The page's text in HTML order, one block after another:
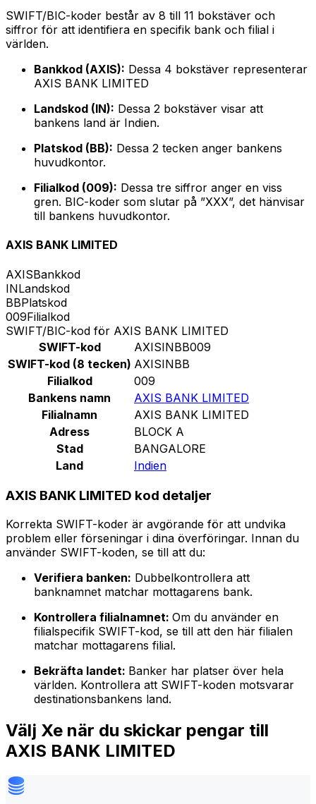
SWIFT/BIC-koder består av 8 till 11 bokstäver och
siffror för att identifiera en specifik bank och filial i
världen.
Bankkod (AXIS): Dessa 4 bokstäver representerar
AXIS BANK LIMITED
Landskod (IN): Dessa 2 bokstäver visar att
bankens land är Indien.
Platskod (BB): Dessa 2 tecken anger bankens
huvudkontor.
Filialkod (009): Dessa tre siffror anger en viss
gren. BIC-koder som slutar på ”XXX”, det hänvisar
till bankens huvudkontor.
AXIS BANK LIMITED
AXISBankkod
INLandskod
BBPlatskod
009Filialkod
SWIFT/BIC-kod för AXIS BANK LIMITED
SWIFT-kod
AXISINBB009
SWIFT-kod (8 tecken) AXISINBB
Filialkod
009
Bankens namn
AXIS BANK LIMITED
Filialnamn
AXIS BANK LIMITED
Adress
BLOCK A
Stad
BANGALORE
Land
Indien
AXIS BANK LIMITED kod detaljer
Korrekta SWIFT-koder är avgörande för att undvika
problem eller förseningar i dina överföringar. Innan du
använder SWIFT-koden, se till att du:
Verifiera banken: Dubbelkontrollera att
banknamnet matchar mottagarens bank.
Kontrollera filialnamnet: Om du använder en
filialspecifik SWIFT-kod, se till att den här filialen
matchar mottagarens filial.
Bekräfta landet: Banker har platser över hela
världen. Kontrollera att SWIFT-koden motsvarar
destinationsbankens land.
Välj Xe när du skickar pengar till
AXIS BANK LIMITED